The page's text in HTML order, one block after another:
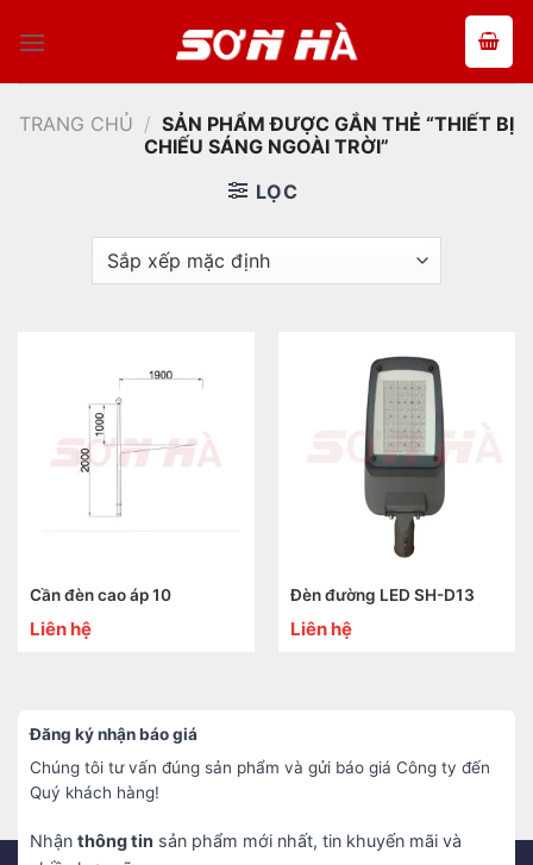
qua
TRANG CHỦ / SẢN PHẨM ĐƯỢC GẮN THẺ “THIẾT BỊ
CHIẾU SÁNG NGOÀI TRỜI”
LỌC
Cần đèn cao áp 10
Liên hệ
Đèn đường LED SH-D13
Liên hệ
Đăng ký nhận báo giá
Chúng tôi tư vấn đúng sản phẩm và gửi báo giá Công ty đến
Quý khách hàng!
Nhận thông tin sản phẩm mới nhất, tin khuyến mãi và